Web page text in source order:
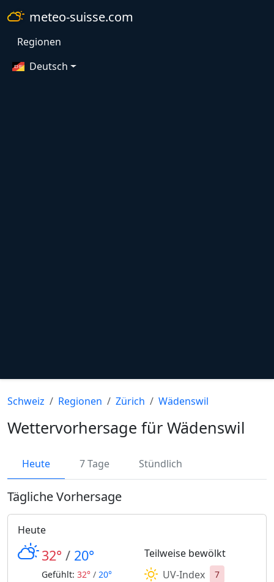
meteo-suisse.com
Regionen
Deutsch
Schweiz Regionen Zürich Wädenswil
Wettervorhersage für Wädenswil
Heute 7 Tage Stündlich
Tägliche Vorhersage
Heute
32° / 20°
Gefühlt: 32° / 20°
Teilweise bewölkt
UV-Index
7